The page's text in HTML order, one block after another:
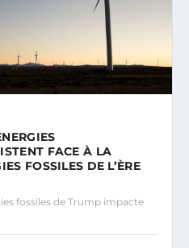
FACE À LA
FOSSILES DE L’ÈRE
fossiles de Trump impacte